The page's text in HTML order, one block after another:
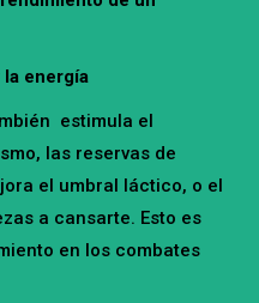
energía
estimula el
las reservas de
el umbral láctico, o el
a cansarte. Esto es
en los combates